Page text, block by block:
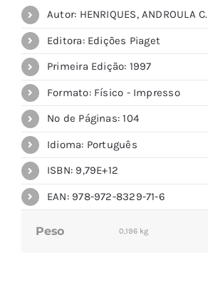
Autor: HENRIQUES, ANDROULA C.
Editora: Edições Piaget
Primeira Edição: 1997
Formato: Físico - Impresso
Nº de Páginas: 104
Idioma: Português
ISBN: 9,79E+12
EAN: 978-972-8329-71-6
Peso 0,196 kg